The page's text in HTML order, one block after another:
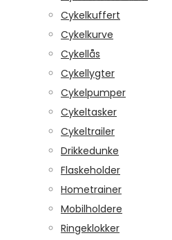
Cykelkuffert
Cykelkurve
Cykellås
Cykellygter
Cykelpumper
Cykeltasker
Cykeltrailer
Drikkedunke
Flaskeholder
Hometrainer
Mobilholdere
Ringeklokker